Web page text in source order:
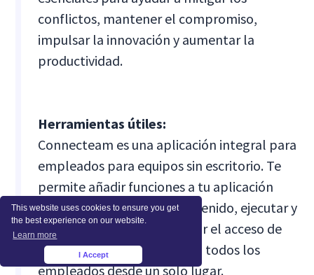
This website uses cookies to ensure you get
the best experience on our website.
Learn more
I Accept
conflictos, mantener el compromiso,
impulsar la innovación y aumentar la
productividad.
Herramientas útiles:
Connecteam es una aplicación integral para
empleados para equipos sin escritorio. Te
permite añadir funciones a tu aplicación
para empleados, crear contenido, ejecutar y
exportar informes, modificar el acceso de
administrador y supervisar a todos los
empleados desde un solo lugar.